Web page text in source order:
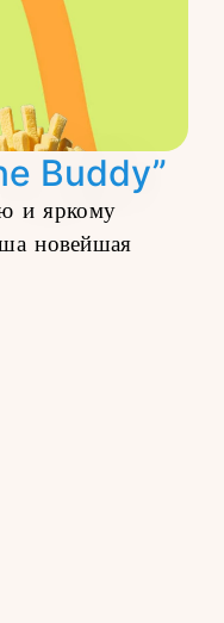
Buddy”
и яркому
новейшая